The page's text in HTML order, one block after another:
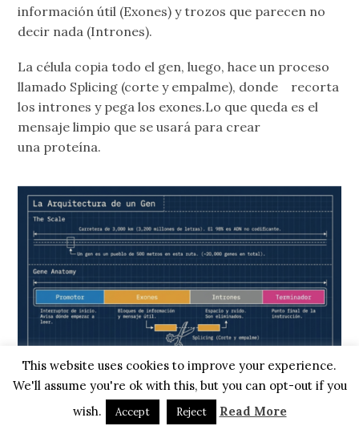
información útil (Exones) y trozos que parecen no
decir nada (Intrones).
La célula copia todo el gen, luego, hace un proceso
llamado Splicing (corte y empalme), donde recorta
los intrones y pega los exones.Lo que queda es el
mensaje limpio que se usará para crear
una proteína.
This website uses cookies to improve your experience.
We'll assume you're ok with this, but you can opt-out if you
wish.
Accept Reject Read More